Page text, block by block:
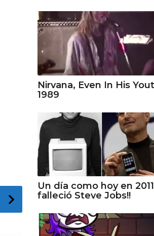
Nirvana, Even In His
1989
Un día como hoy en
falleció Steve Jobs!!